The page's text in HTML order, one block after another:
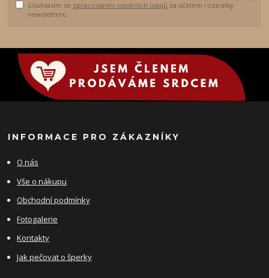
Souhlasím se zpracováním osobních údajů za účelem rozesílky
newsletteru.
INFORMACE PRO ZÁKAZNÍKY
O nás
Vše o nákupu
Obchodní podmínky
Fotogalerie
Kontakty
Jak pečovat o šperky